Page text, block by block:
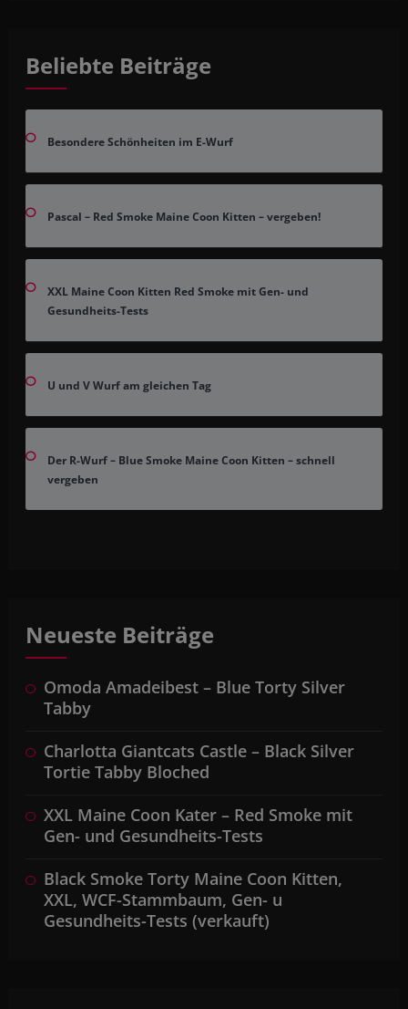
Beliebte Beiträge
Besondere Schönheiten im E-Wurf
Pascal – Red Smoke Maine Coon Kitten – vergeben!
XXL Maine Coon Kitten Red Smoke mit Gen- und
Gesundheits-Tests
U und V Wurf am gleichen Tag
Der R-Wurf – Blue Smoke Maine Coon Kitten – schnell
vergeben
Neueste Beiträge
Omoda Amadeibest – Blue Torty Silver
Tabby
Charlotta Giantcats Castle – Black Silver
Tortie Tabby Bloched
XXL Maine Coon Kater – Red Smoke mit
Gen- und Gesundheits-Tests
Black Smoke Torty Maine Coon Kitten,
XXL, WCF-Stammbaum, Gen- u
Gesundheits-Tests (verkauft)